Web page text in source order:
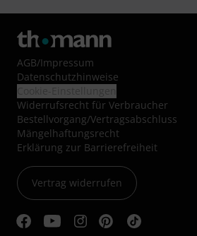
AGB/Impressum
Datenschutzhinweise
Widerrufsrecht für Verbraucher
Bestellvorgang/Vertragsabschluss
Mängelhaftungsrecht
Erklärung zur Barrierefreiheit
Vertrag widerrufen